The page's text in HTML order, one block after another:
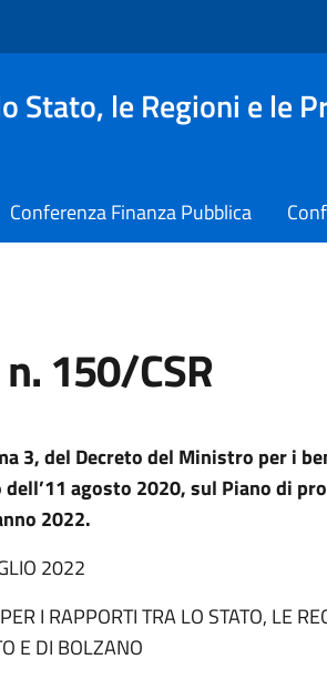
Stato, le Regioni e le
Conferenza Finanza Pubblica
150/CSR
3, del Decreto del Ministro per i
agosto 2020, sul Piano di
2022.
2022
I RAPPORTI TRA LO STATO, LE
E DI BOLZANO